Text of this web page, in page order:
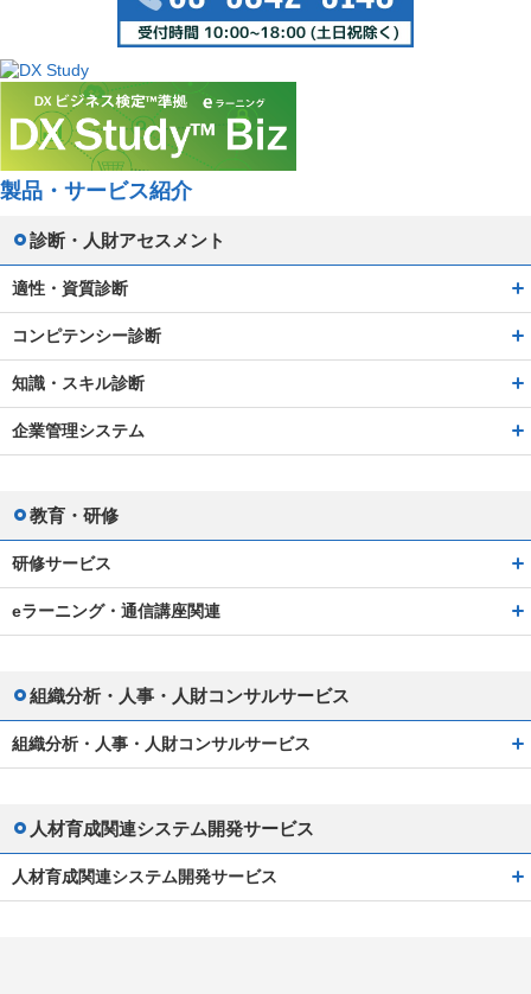
製品・サービス紹介
診断・人財アセスメント
適性・資質診断
コンピテンシー診断
知識・スキル診断
企業管理システム
教育・研修
研修サービス
eラーニング・通信講座関連
組織分析・人事・人財コンサルサービス
組織分析・人事・人財コンサルサービス
人材育成関連システム開発サービス
人材育成関連システム開発サービス